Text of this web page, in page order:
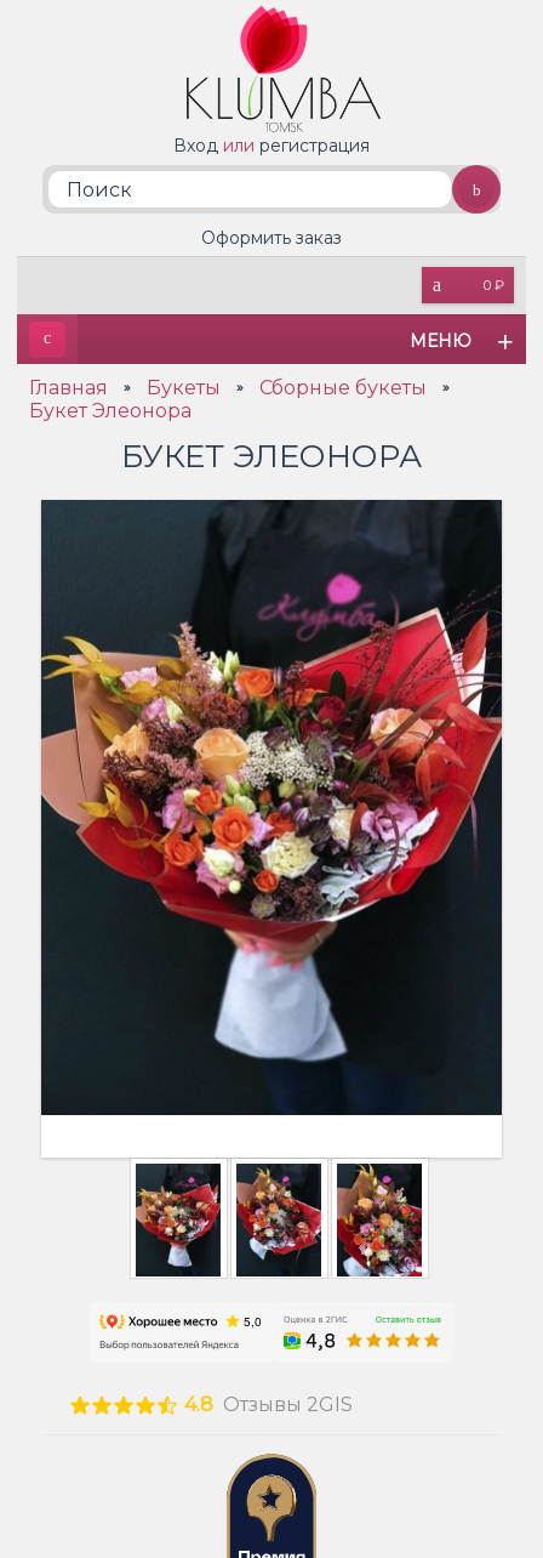
Вход или регистрация
0 ₽
Оформить заказ
МЕНЮ
Главная » Букеты » Сборные букеты »
Букет Элеонора
БУКЕТ ЭЛЕОНОРА
4.8 Отзывы 2GIS